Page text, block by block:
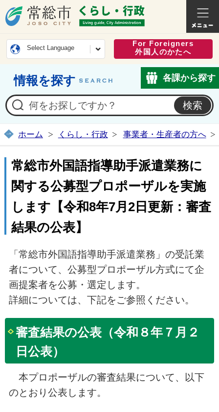
常総市公式ホームページ
くらし
Select Language
For Foreigners
外国人のかたへ
情報を探す 各課から探す
ホーム くらし・行政 事業者・生産者の方へ
常総市外国語指導助手派遣業務に
関する公募型プロポーザルを実施
します【令和8年7月2日更新：審査
結果の公表】
「常総市外国語指導助手派遣業務」の受託業
者について、公募型プロポーザル方式にて企
画提案者を公募・選定します。
詳細については、下記をご参照ください。
審査結果の公表（令和８年７月２
日公表）
本プロポーザルの審査結果について、以下
のとおり公表します。